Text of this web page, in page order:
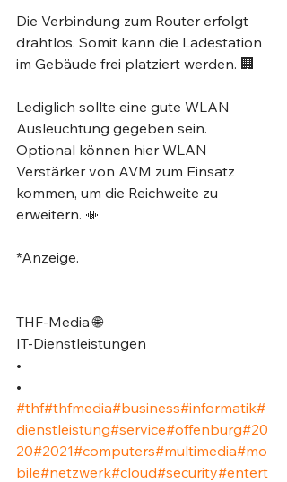
Die Verbindung zum Router erfolgt
drahtlos. Somit kann die Ladestation
im Gebäude frei platziert werden. 🏢⁣
Lediglich sollte eine gute WLAN
Ausleuchtung gegeben sein.
Optional können hier WLAN
Verstärker von AVM zum Einsatz
kommen, um die Reichweite zu
erweitern. 📳⁣
*Anzeige.⁣
THF-Media 🌐⁣
IT-Dienstleistungen⁣
•⁣
•⁣
#thf#thfmedia#business#informatik#
dienstleistung#service#offenburg#20
20#2021#computers#multimedia#mo
bile#netzwerk#cloud#security#entert